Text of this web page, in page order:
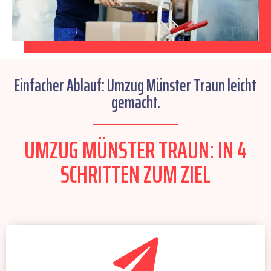
Einfacher Ablauf: Umzug Münster Traun leicht
gemacht.
UMZUG MÜNSTER TRAUN: IN 4
SCHRITTEN ZUM ZIEL